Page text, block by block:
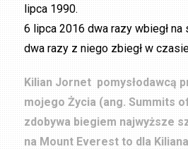
lipca 1990.
6 lipca 2016 dwa razy wbiegł
dwa razy z niego zbiegł w
Kilian Jornet pomysłodawcą
mojego Życia (ang. Summits
zdobywa biegiem najwyższe
na Mount Everest to dla